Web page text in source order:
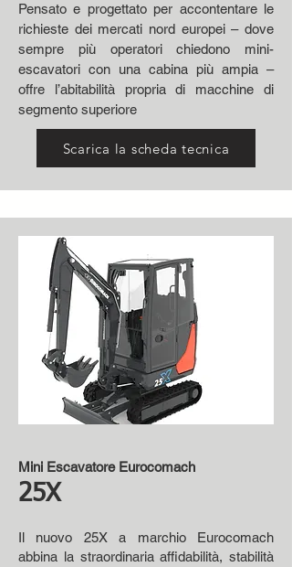
Pensato e progettato per accontentare le
richieste dei mercati nord europei – dove
sempre più operatori chiedono mini-
escavatori con una cabina più ampia –
offre l’abitabilità propria di macchine di
segmento superiore
Scarica la scheda tecnica
Mini Escavatore Eurocomach
25X
Il nuovo 25X a marchio Eurocomach
abbina la straordinaria affidabilità, stabilità